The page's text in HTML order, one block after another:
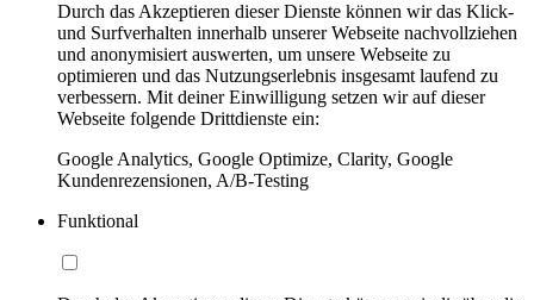
Durch das Akzeptieren dieser Dienste können wir das Klick-
und Surfverhalten innerhalb unserer Webseite nachvollziehen
und anonymisiert auswerten, um unsere Webseite zu
optimieren und das Nutzungserlebnis insgesamt laufend zu
verbessern. Mit deiner Einwilligung setzen wir auf dieser
Webseite folgende Drittdienste ein:
Google Analytics, Google Optimize, Clarity, Google
Kundenrezensionen, A/B-Testing
Funktional